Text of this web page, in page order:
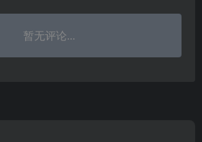
暂无评论...